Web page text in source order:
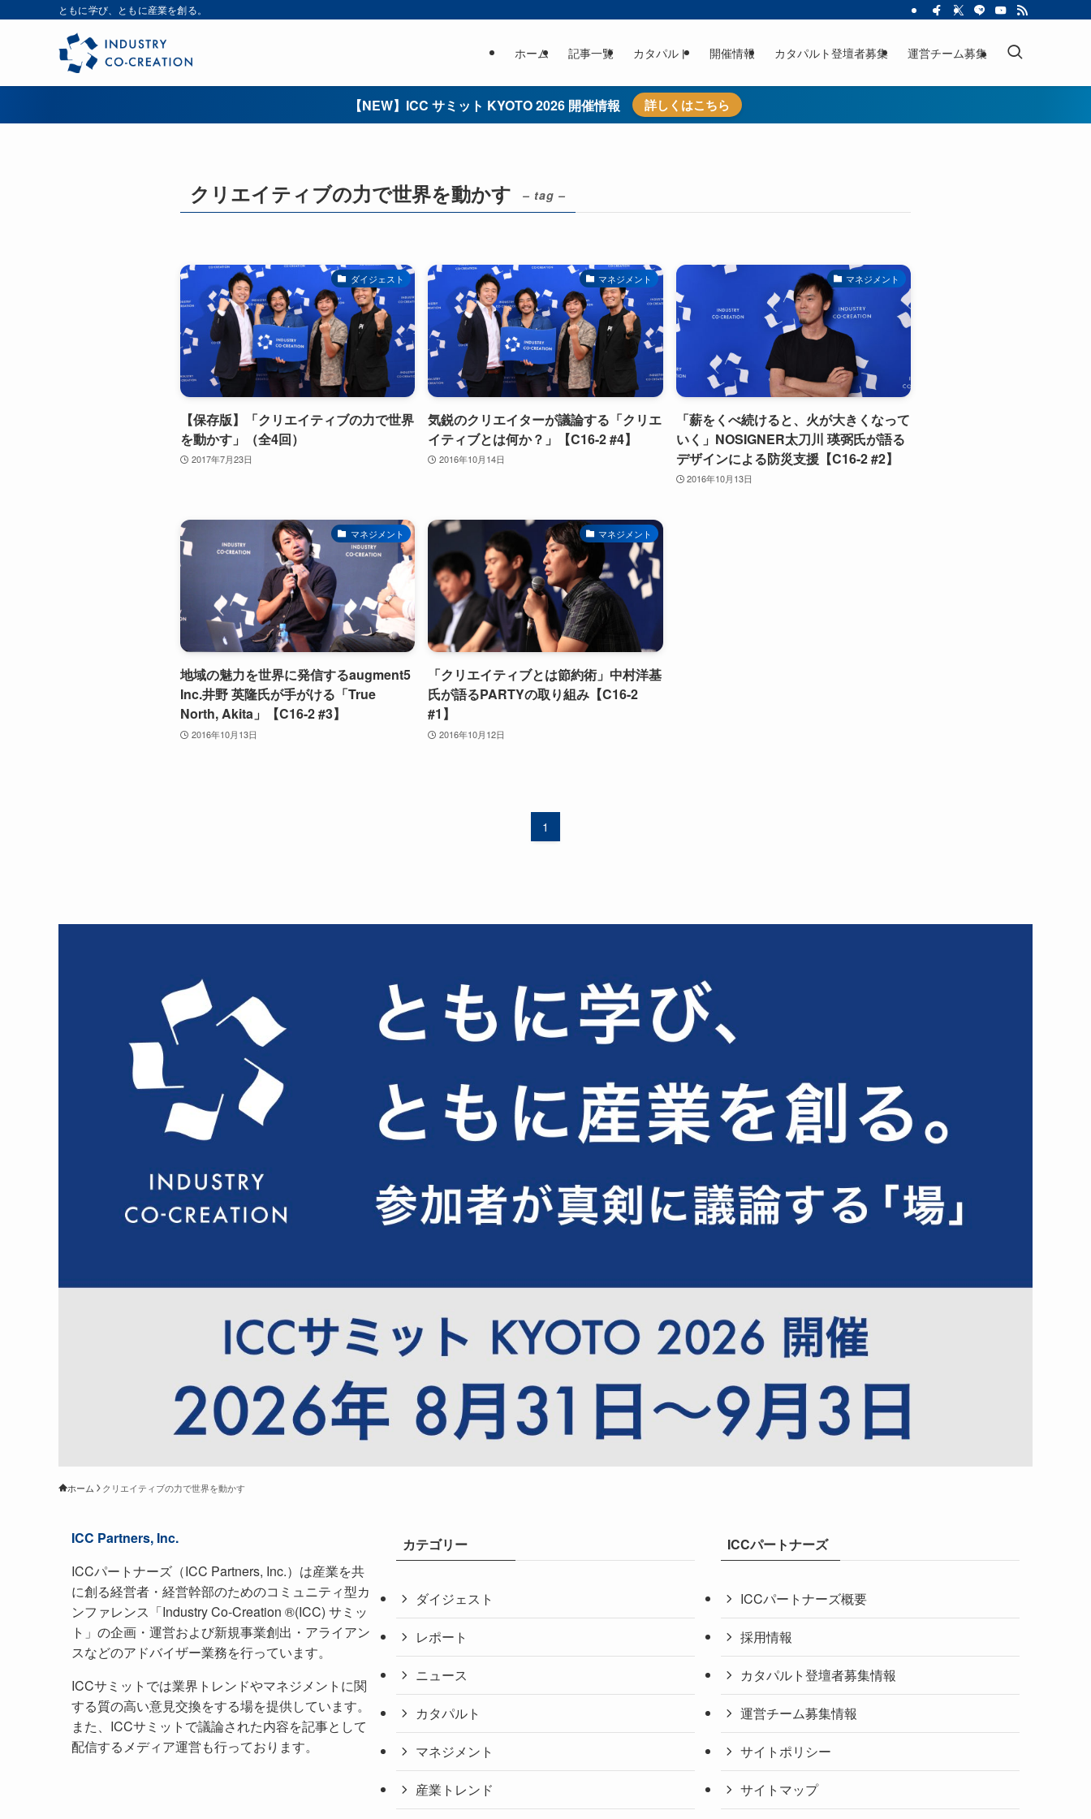
ともに学び、ともに産業を創る。
ホーム 記事一覧 カタパルト 開催情報 カタパルト登壇者募集 運営チーム募集
【NEW】ICC サミット KYOTO 2026 開催情報 詳しくはこちら
クリエイティブの力で世界を動かす – tag –
ダイジェスト
【保存版】「クリエイティブの力で世界
を動かす」（全4回）
2017年7月23日
マネジメント
気鋭のクリエイターが議論する「クリエ
イティブとは何か？」【C16-2 #4】
2016年10月14日
マネジメント
「薪をくべ続けると、火が大きくなって
いく」NOSIGNER太刀川 瑛弼氏が語る
デザインによる防災支援【C16-2 #2】
2016年10月13日
マネジメント
地域の魅力を世界に発信するaugment5
Inc.井野 英隆氏が手がける「True
North, Akita」【C16-2 #3】
2016年10月13日
マネジメント
「クリエイティブとは節約術」中村洋基
氏が語るPARTYの取り組み【C16-2
#1】
2016年10月12日
1
ホーム クリエイティブの力で世界を動かす
ICC Partners, Inc.
ICCパートナーズ（ICC Partners, Inc.）は産業を共
に創る経営者・経営幹部のためのコミュニティ型カ
ンファレンス「Industry Co-Creation ®(ICC) サミッ
ト」の企画・運営および新規事業創出・アライアン
スなどのアドバイザー業務を行っています。
ICCサミットでは業界トレンドやマネジメントに関
する質の高い意見交換をする場を提供しています。
また、ICCサミットで議論された内容を記事として
配信するメディア運営も行っております。
カテゴリー
ダイジェスト
レポート
ニュース
カタパルト
マネジメント
産業トレンド
ICCパートナーズ
ICCパートナーズ概要
採用情報
カタパルト登壇者募集情報
運営チーム募集情報
サイトポリシー
サイトマップ